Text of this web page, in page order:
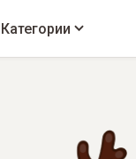
Категории